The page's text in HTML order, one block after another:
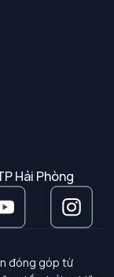
Hải Phòng
đóng góp từ